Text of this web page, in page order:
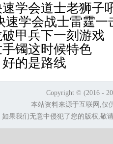
学会道士老狮子
速学会战士雷霆一
甲兵下一刻游戏
镯这时候特色
的是路线
Copyright © (2016 -
本站资料来源于互联网,仅
如果我们无意中侵犯了您的版权,敬